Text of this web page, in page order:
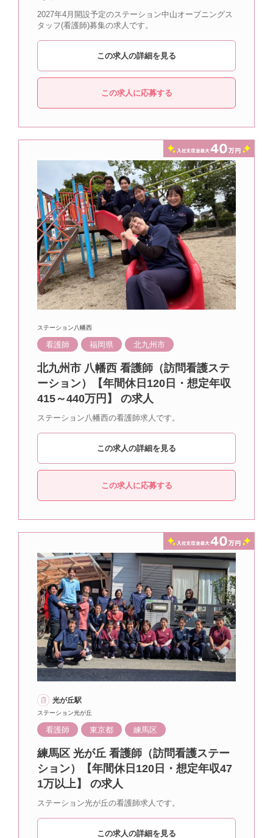
2027年4月開設予定のステーション中山オープニングス
タッフ(看護師)募集の求人です。
この求人の詳細を見る
この求人に応募する
ステーション八幡西
看護師 福岡県 北九州市
北九州市 八幡西 看護師（訪問看護ステ
ーション）【年間休日120日・想定年収
415～440万円】 の求人
ステーション八幡西の看護師求人です。
この求人の詳細を見る
この求人に応募する
光が丘駅
ステーション光が丘
看護師 東京都 練馬区
練馬区 光が丘 看護師（訪問看護ステー
ション）【年間休日120日・想定年収47
1万以上】 の求人
ステーション光が丘の看護師求人です。
この求人の詳細を見る